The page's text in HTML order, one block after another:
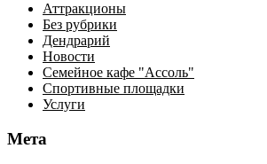
Аттракционы
Без рубрики
Дендрарий
Новости
Семейное кафе "Ассоль"
Спортивные площадки
Услуги
Мета